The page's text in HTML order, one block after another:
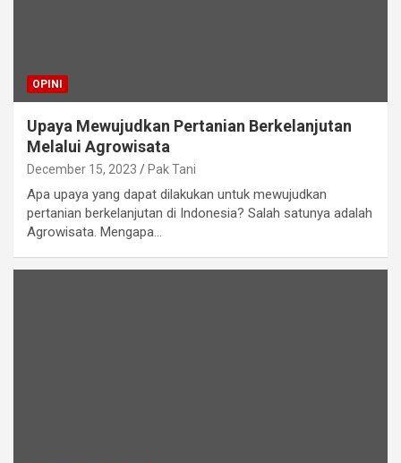
OPINI
Upaya Mewujudkan Pertanian Berkelanjutan
Melalui Agrowisata
December 15, 2023 Pak Tani
Apa upaya yang dapat dilakukan untuk mewujudkan
pertanian berkelanjutan di Indonesia? Salah satunya adalah
Agrowisata. Mengapa…